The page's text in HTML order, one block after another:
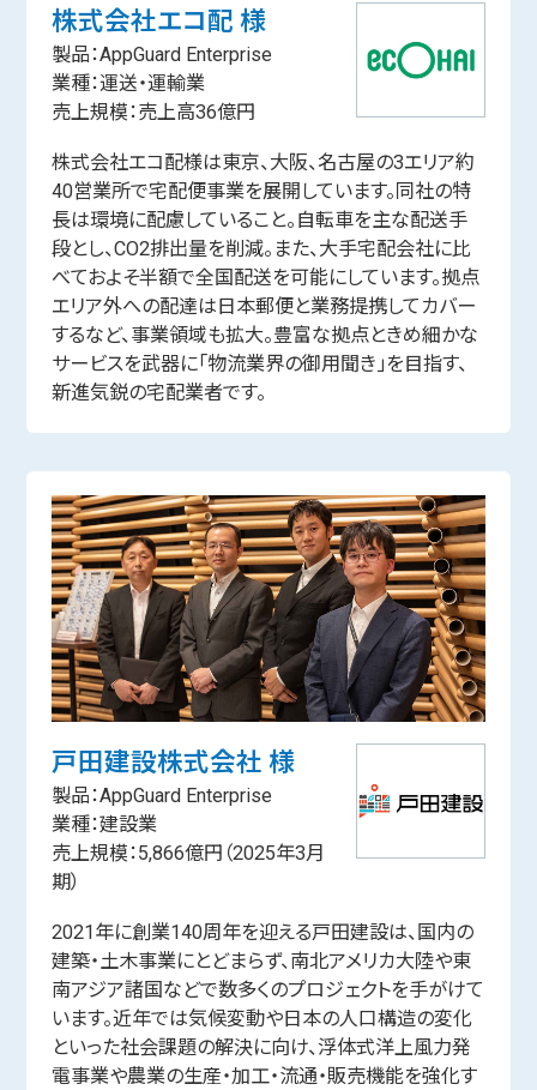
株式会社エコ配 様
製品：AppGuard Enterprise
業種：運送・運輸業
売上規模：売上高36億円
株式会社エコ配様は東京、大阪、名古屋の3エリア約
40営業所で宅配便事業を展開しています。同社の特
長は環境に配慮していること。自転車を主な配送手
段とし、CO2排出量を削減。また、大手宅配会社に比
べておよそ半額で全国配送を可能にしています。拠点
エリア外への配達は日本郵便と業務提携してカバー
するなど、事業領域も拡大。豊富な拠点ときめ細かな
サービスを武器に「物流業界の御用聞き」を目指す、
新進気鋭の宅配業者です。
戸田建設株式会社 様
製品：AppGuard Enterprise
業種：建設業
売上規模：5,866億円（2025年3月
期）
2021年に創業140周年を迎える戸田建設は、国内の
建築・土木事業にとどまらず、南北アメリカ大陸や東
南アジア諸国などで数多くのプロジェクトを手がけて
います。近年では気候変動や日本の人口構造の変化
といった社会課題の解決に向け、浮体式洋上風力発
電事業や農業の生産・加工・流通・販売機能を強化す